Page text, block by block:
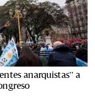
anarquistas” a